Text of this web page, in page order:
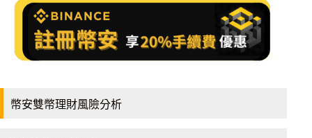
幣安雙幣理財風險分析